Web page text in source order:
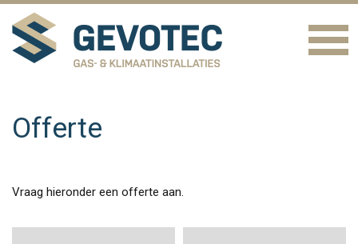
Offerte
Vraag hieronder een offerte aan.